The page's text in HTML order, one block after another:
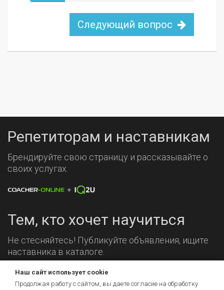
Следующий вопрос
Репетиторам и наставникам
Брендируйте свою страницу и рассказывайте о
своих услугах.
Тем, кто хочет научиться
Не стесняйтесь! Публикуйте объявления, ищите
наставника в каталоге.
Мы на связи!
Наш сайт использует cookie
Продолжая работу с сайтом, вы даете согласие на обработку